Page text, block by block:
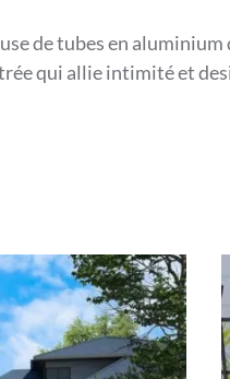
de tubes en
qui allie intimité et